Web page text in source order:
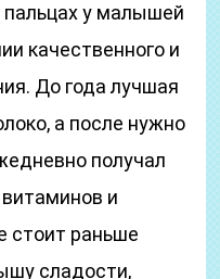
у малышей
качественного и
До года лучшая
а после нужно
получал
и
стоит раньше
сладости,